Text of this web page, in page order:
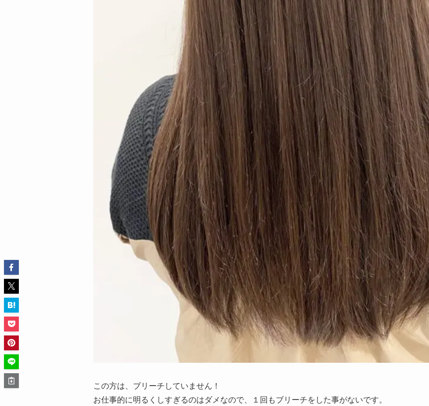
この方は、ブリーチしていません！
お仕事的に明るくしすぎるのはダメなので、１回もブリーチをした事がないです。